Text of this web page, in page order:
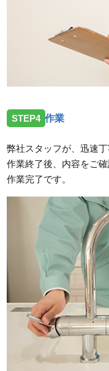
STEP4 作業
弊社スタッフが、迅速丁
作業終了後、内容をご
作業完了です。